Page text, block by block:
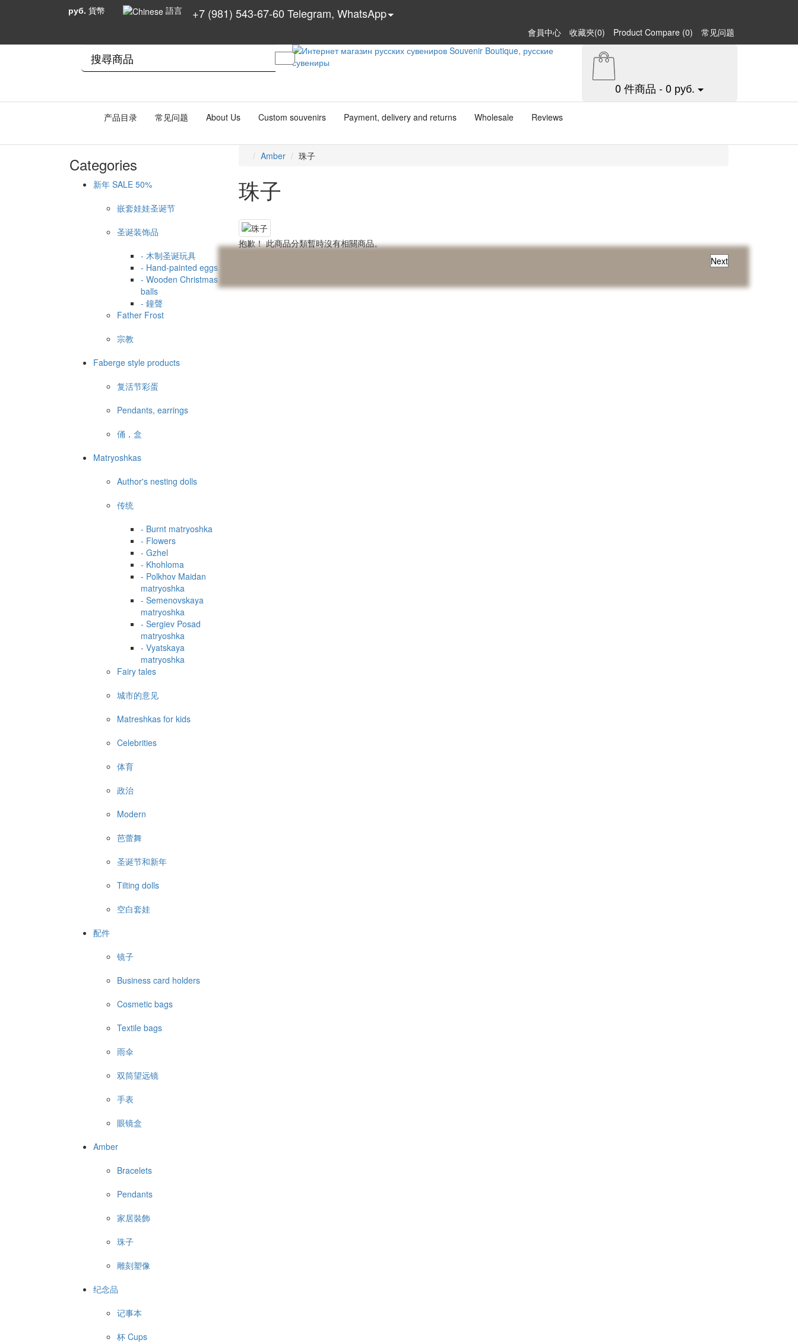
руб. 貨幣 語言 +7 (981) 543-67-60 Telegram, WhatsApp
會員中心 收藏夾(0) Product Compare (0) 常见问题
0 件商品 - 0 руб.
产品目录 常见问题 About Us Custom souvenirs Payment, delivery and returns Wholesale Reviews
Categories
新年 SALE 50%
嵌套娃娃圣诞节
圣诞装饰品
- 木制圣诞玩具
- Hand-painted eggs
- Wooden Christmas
balls
- 鐘聲
Father Frost
宗教
Faberge style products
复活节彩蛋
Pendants, earrings
俑，盒
Matryoshkas
Author's nesting dolls
传统
- Burnt matryoshka
- Flowers
- Gzhel
- Khohloma
- Polkhov Maidan
matryoshka
- Semenovskaya
matryoshka
- Sergiev Posad
matryoshka
- Vyatskaya
matryoshka
Fairy tales
城市的意见
Matreshkas for kids
Celebrities
体育
政治
Modern
芭蕾舞
圣诞节和新年
Tilting dolls
空白套娃
配件
镜子
Business card holders
Cosmetic bags
Textile bags
雨伞
双筒望远镜
手表
眼镜盒
Amber
Bracelets
Pendants
家居裝飾
珠子
雕刻塑像
纪念品
记事本
杯 Cups
Amber 珠子
珠子
抱歉！ 此商品分類暫時沒有相關商品。
Next